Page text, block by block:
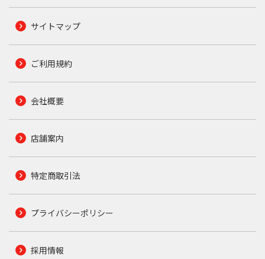
サイトマップ
ご利用規約
会社概要
店舗案内
特定商取引法
プライバシーポリシー
採用情報